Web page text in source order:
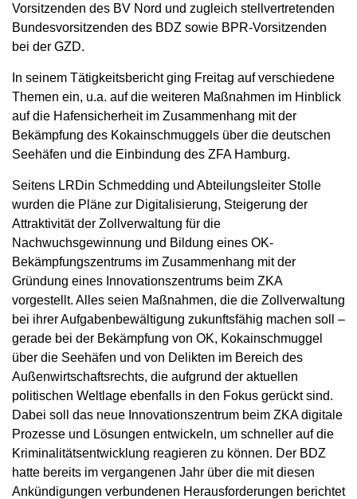
Vorsitzenden des BV Nord und zugleich stellvertretenden
Bundesvorsitzenden des BDZ sowie BPR-Vorsitzenden
bei der GZD.
In seinem Tätigkeitsbericht ging Freitag auf verschiedene
Themen ein, u.a. auf die weiteren Maßnahmen im Hinblick
auf die Hafensicherheit im Zusammenhang mit der
Bekämpfung des Kokainschmuggels über die deutschen
Seehäfen und die Einbindung des ZFA Hamburg.
Seitens LRDin Schmedding und Abteilungsleiter Stolle
wurden die Pläne zur Digitalisierung, Steigerung der
Attraktivität der Zollverwaltung für die
Nachwuchsgewinnung und Bildung eines OK-
Bekämpfungszentrums im Zusammenhang mit der
Gründung eines Innovationszentrums beim ZKA
vorgestellt. Alles seien Maßnahmen, die die Zollverwaltung
bei ihrer Aufgabenbewältigung zukunftsfähig machen soll –
gerade bei der Bekämpfung von OK, Kokainschmuggel
über die Seehäfen und von Delikten im Bereich des
Außenwirtschaftsrechts, die aufgrund der aktuellen
politischen Weltlage ebenfalls in den Fokus gerückt sind.
Dabei soll das neue Innovationszentrum beim ZKA digitale
Prozesse und Lösungen entwickeln, um schneller auf die
Kriminalitätsentwicklung reagieren zu können. Der BDZ
hatte bereits im vergangenen Jahr über die mit diesen
Ankündigungen verbundenen Herausforderungen berichtet